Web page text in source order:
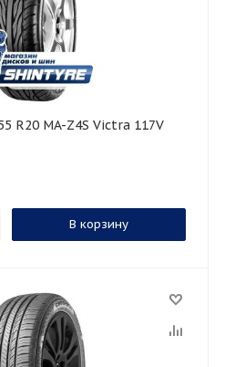
55 R20 MA-Z4S Victra 117V
В корзину